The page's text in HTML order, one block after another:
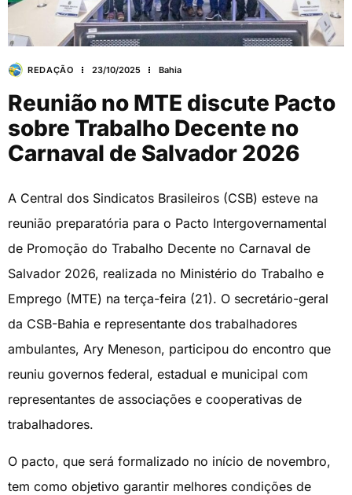
REDAÇÃO 23/10/2025 Bahia
Reunião no MTE discute Pacto
sobre Trabalho Decente no
Carnaval de Salvador 2026
A Central dos Sindicatos Brasileiros (CSB) esteve na
reunião preparatória para o Pacto Intergovernamental
de Promoção do Trabalho Decente no Carnaval de
Salvador 2026, realizada no Ministério do Trabalho e
Emprego (MTE) na terça-feira (21). O secretário-geral
da CSB-Bahia e representante dos trabalhadores
ambulantes, Ary Meneson, participou do encontro que
reuniu governos federal, estadual e municipal com
representantes de associações e cooperativas de
trabalhadores.
O pacto, que será formalizado no início de novembro,
tem como objetivo garantir melhores condições de